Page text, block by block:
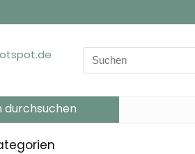
Search
for:
durchsuchen